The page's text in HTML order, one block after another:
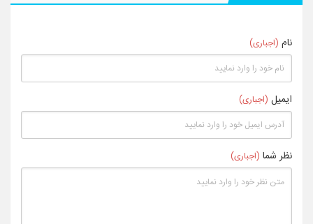
نام (اجباری)
ایمیل (اجباری)
نظر شما (اجباری)